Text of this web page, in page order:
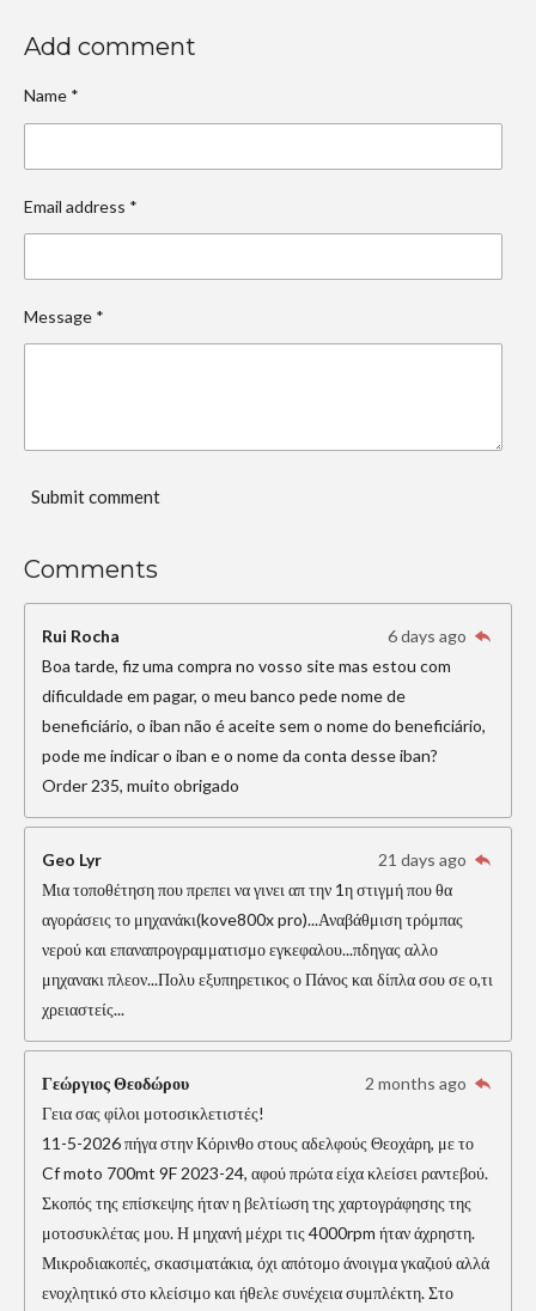
Add comment
Name *
Email address *
Message *
Submit comment
Comments
Rui Rocha
6 days ago
Boa tarde, fiz uma compra no vosso site mas estou com
dificuldade em pagar, o meu banco pede nome de
beneficiário, o iban não é aceite sem o nome do beneficiário,
pode me indicar o iban e o nome da conta desse iban?
Order 235, muito obrigado
Geo Lyr
21 days ago
Μια τοποθέτηση που πρεπει να γινει απ την 1η στιγμή που θα
αγοράσεις το μηχανάκι(kove800x pro)...Αναβάθμιση τρόμπας
νερού και επαναπρογραμματισμο εγκεφαλου...πδηγας αλλο
μηχανακι πλεον...Πολυ εξυπηρετικος ο Πάνος και δίπλα σου σε ο,τι
χρειαστείς...
Γεώργιος Θεοδώρου
2 months ago
Γεια σας φίλοι μοτοσικλετιστές!
11-5-2026 πήγα στην Κόρινθο στους αδελφούς Θεοχάρη, με το
Cf moto 700mt 9F 2023-24, αφού πρώτα είχα κλείσει ραντεβού.
Σκοπός της επίσκεψης ήταν η βελτίωση της χαρτογράφησης της
μοτοσυκλέτας μου. Η μηχανή μέχρι τις 4000rpm ήταν άχρηστη.
Μικροδιακοπές, σκασιματάκια, όχι απότομο άνοιγμα γκαζιού αλλά
ενοχλητικό στο κλείσιμο και ήθελε συνέχεια συμπλέκτη. Στο